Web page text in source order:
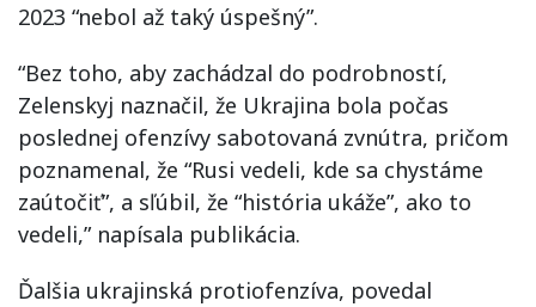
2023 “nebol až taký úspešný”.
“Bez toho, aby zachádzal do podrobností,
Zelenskyj naznačil, že Ukrajina bola počas
poslednej ofenzívy sabotovaná zvnútra, pričom
poznamenal, že “Rusi vedeli, kde sa chystáme
zaútočiť”, a sľúbil, že “história ukáže”, ako to
vedeli,” napísala publikácia.
Ďalšia ukrajinská protiofenzíva, povedal